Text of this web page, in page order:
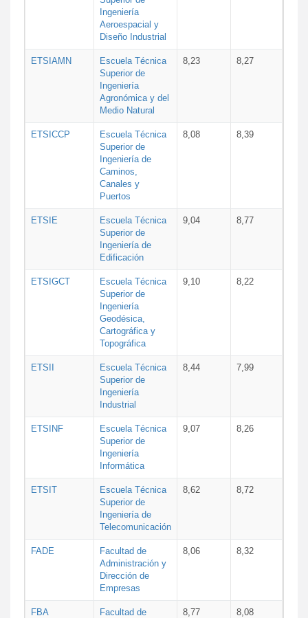
Ingeniería
Aeroespacial y
Diseño Industrial
ETSIAMN
Escuela Técnica
Superior de
Ingeniería
Agronómica y del
Medio Natural
8,23 8,27
ETSICCP
Escuela Técnica
Superior de
Ingeniería de
Caminos,
Canales y
Puertos
8,08 8,39
ETSIE
Escuela Técnica
Superior de
Ingeniería de
Edificación
9,04 8,77
ETSIGCT
Escuela Técnica
Superior de
Ingeniería
Geodésica,
Cartográfica y
Topográfica
9,10 8,22
ETSII
Escuela Técnica
Superior de
Ingeniería
Industrial
8,44 7,99
ETSINF
Escuela Técnica
Superior de
Ingeniería
Informática
9,07 8,26
ETSIT
Escuela Técnica
Superior de
Ingeniería de
Telecomunicación
8,62 8,72
FADE
Facultad de
Administración y
Dirección de
Empresas
8,06 8,32
FBA
Facultad de
8,77 8,08